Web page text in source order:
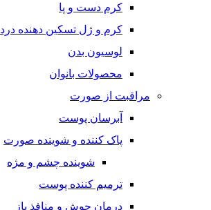
کرم دست و پا
کرم و ژل تسکین دهنده درد
لوسیون بدن
محصولات بانوان
مراقبت از صورت
آبرسان پوست
پاک کننده و شوینده صورت
شوینده چشم و مژه
ترمیم کننده پوست
درمان جوش و منافذ باز